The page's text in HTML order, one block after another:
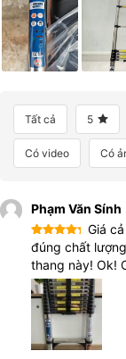
Tất cả 5
Có video Có
Phạm Văn Sính
Được xếp
hạng5 5
sao
Giá
đúng chất
thang này! Ok!